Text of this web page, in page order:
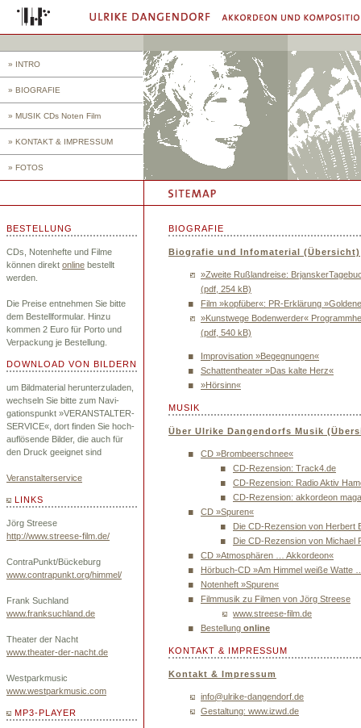
» INTRO
» BIOGRAFIE
» MUSIK CDs Noten Film
» KONTAKT & IMPRESSUM
» FOTOS
BESTELLUNG
CDs, Notenhefte und Filme
können direkt online bestellt
werden.
Die Preise entnehmen Sie bitte
dem Bestellformular. Hinzu
kommen 2 Euro für Porto und
Verpackung je Bestellung.
DOWNLOAD VON BILDERN
um Bildmaterial herunterzuladen,
wechseln Sie bitte zum Navi-
gationspunkt »VERANSTALTER-
SERVICE«, dort finden Sie hoch-
auflösende Bilder, die auch für
den Druck geeignet sind
Veranstalterservice
LINKS
Jörg Streese
http://www.streese-film.de/
ContraPunkt/Bückeburg
www.contrapunkt.org/himmel/
Frank Suchland
www.franksuchland.de
Theater der Nacht
www.theater-der-nacht.de
Westparkmusic
www.westparkmusic.com
MP3-PLAYER
BIOGRAFIE
Biografie und Infomaterial (Übersicht)
»Zweite Rußlandreise:
(pdf, 254 kB)
Film »kopfüber«: PR-Erklärung
»Kunstwege Bodenwerder«
(pdf, 540 kB)
Improvisation »Begegnungen«
Schattentheater »Das kalte Herz«
»Hörsinn«
MUSIK
Über Ulrike Dangendorfs Musik
CD »Brombeerschnee«
CD-Rezension: Track4.de
CD-Rezension: Radio Aktiv
CD-Rezension: akkordeon
CD »Spuren«
Die CD-Rezension von Herbert
Die CD-Rezension von Michael
CD »Atmosphären … Akkordeon«
Hörbuch-CD »Am Himmel weiße Watte
Notenheft »Spuren«
Filmmusik zu Filmen von Jörg Streese
www.streese-film.de
Bestellung online
KONTAKT & IMPRESSUM
Kontakt & Impressum
info@ulrike-dangendorf.de
Gestaltung: www.izwd.de